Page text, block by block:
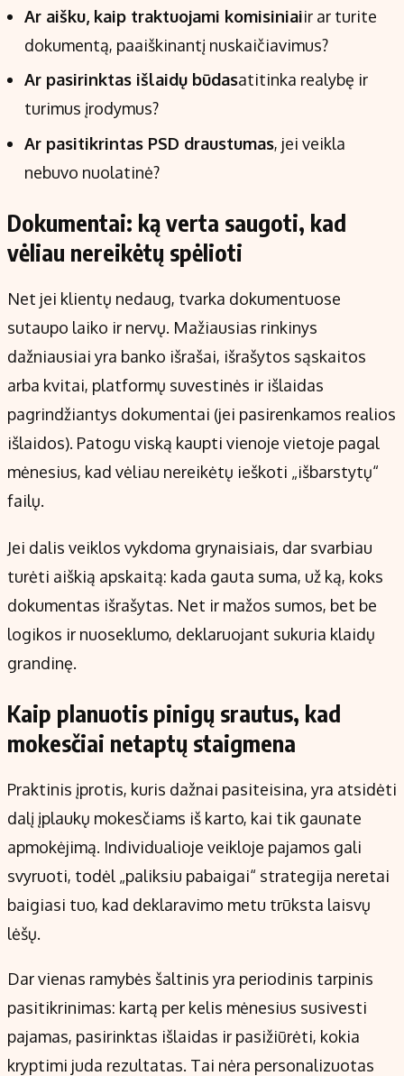
Ar aišku, kaip traktuojami komisiniaiir ar turite
dokumentą, paaiškinantį nuskaičiavimus?
Ar pasirinktas išlaidų būdasatitinka realybę ir
turimus įrodymus?
Ar pasitikrintas PSD draustumas, jei veikla
nebuvo nuolatinė?
Dokumentai: ką verta saugoti, kad
vėliau nereikėtų spėlioti
Net jei klientų nedaug, tvarka dokumentuose
sutaupo laiko ir nervų. Mažiausias rinkinys
dažniausiai yra banko išrašai, išrašytos sąskaitos
arba kvitai, platformų suvestinės ir išlaidas
pagrindžiantys dokumentai (jei pasirenkamos realios
išlaidos). Patogu viską kaupti vienoje vietoje pagal
mėnesius, kad vėliau nereikėtų ieškoti „išbarstytų“
failų.
Jei dalis veiklos vykdoma grynaisiais, dar svarbiau
turėti aiškią apskaitą: kada gauta suma, už ką, koks
dokumentas išrašytas. Net ir mažos sumos, bet be
logikos ir nuoseklumo, deklaruojant sukuria klaidų
grandinę.
Kaip planuotis pinigų srautus, kad
mokesčiai netaptų staigmena
Praktinis įprotis, kuris dažnai pasiteisina, yra atsidėti
dalį įplaukų mokesčiams iš karto, kai tik gaunate
apmokėjimą. Individualioje veikloje pajamos gali
svyruoti, todėl „paliksiu pabaigai“ strategija neretai
baigiasi tuo, kad deklaravimo metu trūksta laisvų
lėšų.
Dar vienas ramybės šaltinis yra periodinis tarpinis
pasitikrinimas: kartą per kelis mėnesius susivesti
pajamas, pasirinktas išlaidas ir pasižiūrėti, kokia
kryptimi juda rezultatas. Tai nėra personalizuotas